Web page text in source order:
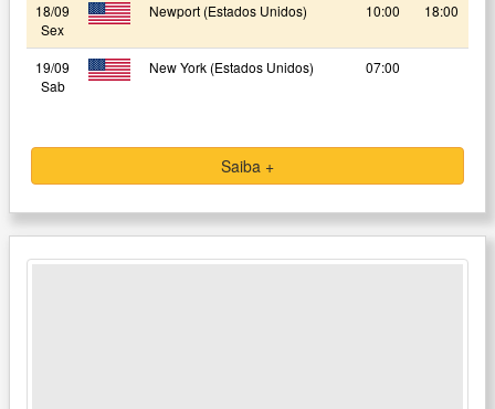
18/09
Sex
Newport (Estados Unidos) 10:00 18:00
19/09
Sab
New York (Estados Unidos) 07:00
Saiba +